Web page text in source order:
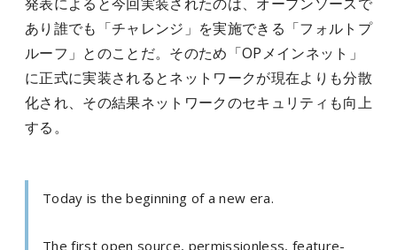
あり誰でも「チャレンジ」を実施できる「フォルトプ
ルーフ」とのことだ。そのため「OPメインネット」
に正式に実装されるとネットワークが現在よりも分散
化され、その結果ネットワークのセキュリティも向上
する。
Today is the beginning of a new era.
The first open source, permissionless, feature-